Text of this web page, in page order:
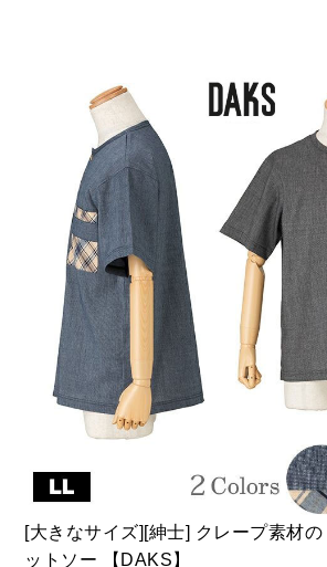
[大きなサイズ][紳士] クレープ素材
ットソー 【DAKS】